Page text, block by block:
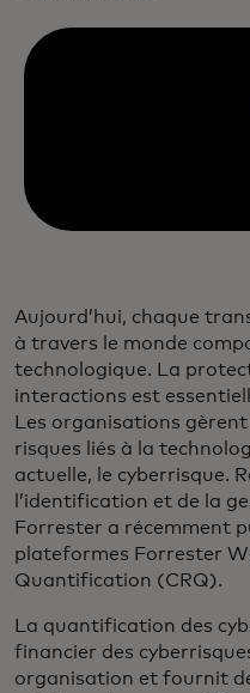
Aujourd’hui, chaque
à travers le monde
technologique. La
interactions est
Les organisations
risques liés à la
actuelle, le cyberrisque.
l’identification et de la
Forrester a récemment
plateformes Forrester
Quantification (CRQ).
La quantification des
financier des
organisation et fournit